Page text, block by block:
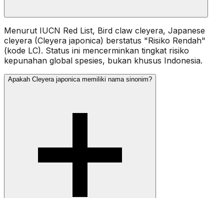
Menurut IUCN Red List, Bird claw cleyera, Japanese
cleyera (Cleyera japonica) berstatus "Risiko Rendah"
(kode LC). Status ini mencerminkan tingkat risiko
kepunahan global spesies, bukan khusus Indonesia.
Apakah Cleyera japonica memiliki nama sinonim?